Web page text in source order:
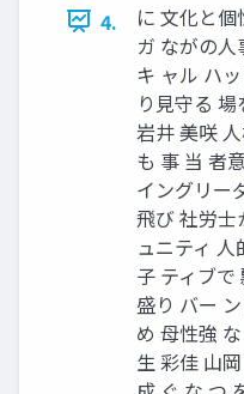
4.
に 文化と
ガ ながの
キ ャル ハ
り見守る
岩井 美咲
も 事 当 者
イングリー
飛び 社労士
ュニティ
子 ティブ
盛り バー
め 母性強
生 彩佳 山